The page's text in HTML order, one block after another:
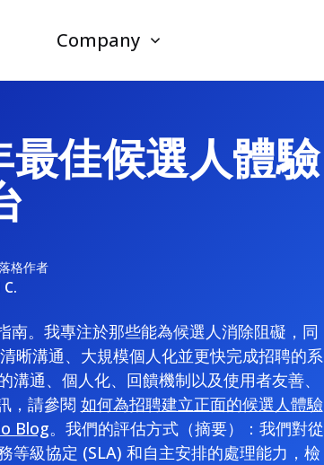
Company
佳候選人體驗
格作者
。我專注於那些能為候選人消除阻礙，同
晰溝通、大規模個人化並更快完成招聘的系
通、個人化、回饋機制以及使用者友善、
，請參閱 如何為招聘建立正面的候選人體驗
Blog。我們的評估方式（摘要）：我們對從
等級協定 (SLA) 和自主安排的處理能力，檢